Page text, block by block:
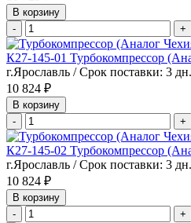
В корзину
-
+
К27-145-01 Турбокомпрессор
г.Ярославль / Срок поставки: 3 дн.
10 824 ₽
В корзину
-
+
К27-145-02 Турбокомпрессор
г.Ярославль / Срок поставки: 3 дн.
10 824 ₽
В корзину
-
+